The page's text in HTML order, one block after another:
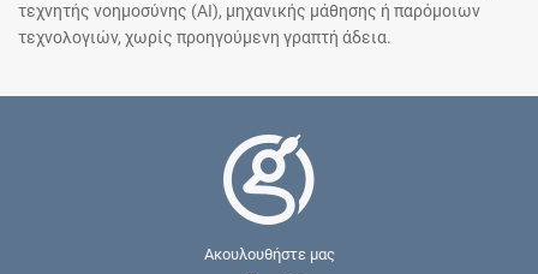
τεχνητής νοημοσύνης (AI), μηχανικής μάθησης ή παρόμοιων
τεχνολογιών, χωρίς προηγούμενη γραπτή άδεια.
Ακουλουθήστε μας